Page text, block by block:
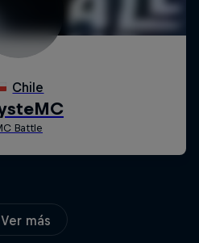
Ver más